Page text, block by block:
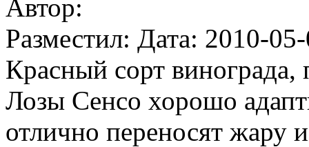
Автор:
Разместил: Дата: 2010-
Красный сорт
Лозы Сенсо хорошо
отлично переносят жару